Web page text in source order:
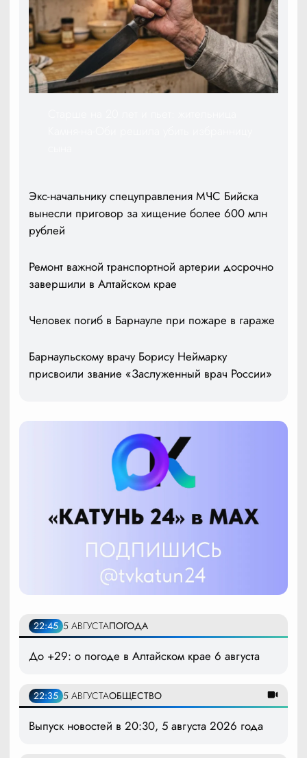
Экс-начальнику спецуправления МЧС Бийска
вынесли приговор за хищение более 600 млн
рублей
Ремонт важной транспортной артерии досрочно
завершили в Алтайском крае
Человек погиб в Барнауле при пожаре в гараже
Барнаульскому врачу Борису Неймарку
присвоили звание «Заслуженный врач России»
22:45 5 АВГУСТАПОГОДА
До +29: о погоде в Алтайском крае 6 августа
22:35 5 АВГУСТАОБЩЕСТВО
Выпуск новостей в 20:30, 5 августа 2026 года